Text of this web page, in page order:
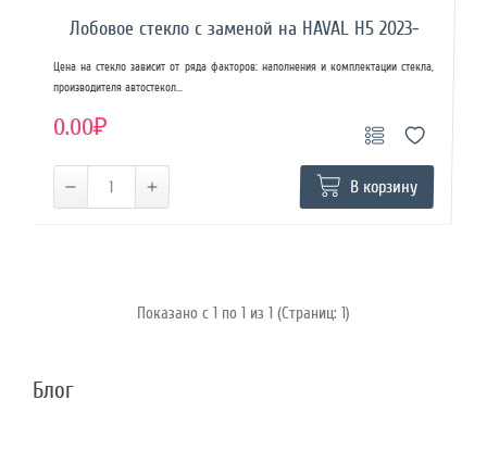
Лобовое стекло с заменой на HAVAL H5 2023-
Цена на стекло зависит от ряда факторов: наполнения и комплектации стекла,
производителя автостекол...
0.00₽
В корзину
Показано с 1 по 1 из 1 (Страниц: 1)
Блог